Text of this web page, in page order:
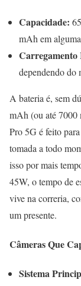
Capacidade:
mAh em
Carregamento
dependendo do
A bateria é, sem
mAh (ou até 7000
Pro 5G é feito
tomada a todo
isso por mais
45W, o tempo de
vive na correria,
um presente.
Câmeras Que
Sistema